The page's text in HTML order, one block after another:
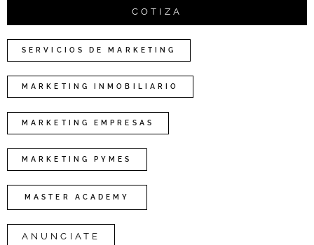
COTIZA
SERVICIOS DE MARKETING
MARKETING INMOBILIARIO
MARKETING EMPRESAS
MARKETING PYMES
MASTER ACADEMY
ANUNCIATE